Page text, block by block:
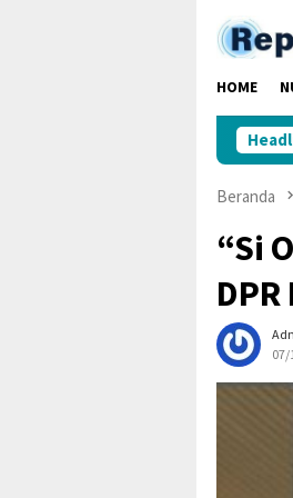
konten
HOME
Beranda
“Si
07/